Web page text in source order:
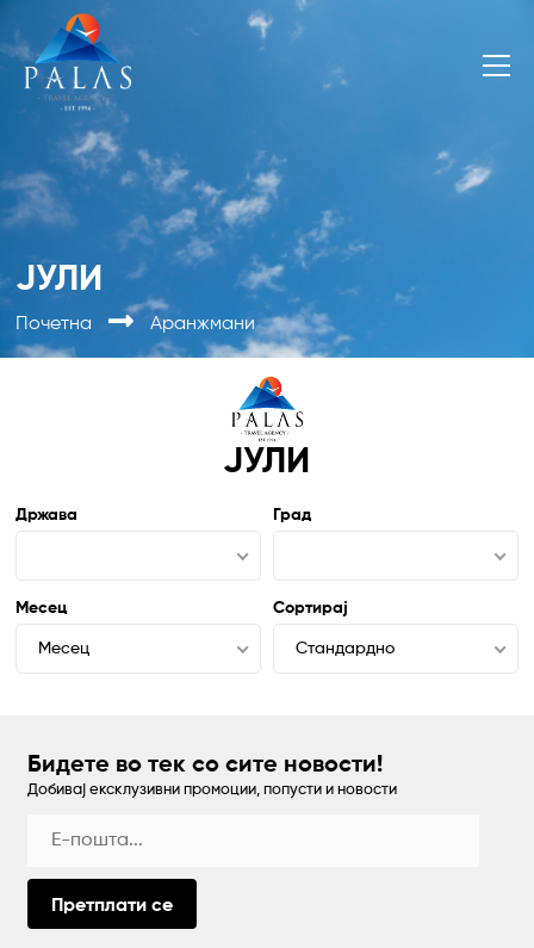
ЈУЛИ
Почетна Аранжмани
ЈУЛИ
Држава Град
Месец
Месец
Сортирај
Стандардно
Бидете во тек со сите новости!
Добивај ексклузивни промоции, попусти и новости
Претплати се